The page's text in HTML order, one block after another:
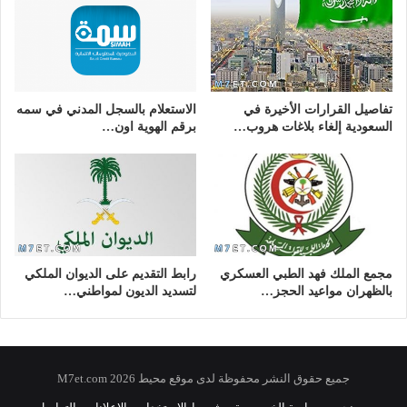
تفاصيل القرارات الأخيرة في
السعودية إلغاء بلاغات هروب…
الاستعلام بالسجل المدني في سمه
برقم الهوية اون…
مجمع الملك فهد الطبي العسكري
بالظهران مواعيد الحجز…
رابط التقديم على الديوان الملكي
لتسديد الديون لمواطني…
جميع حقوق النشر محفوظة لدى موقع محيط 2026 M7et.com